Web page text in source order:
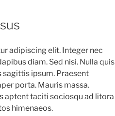
adipiscing elit. Integer nec
diam. Sed nisi. Nulla quis
ipsum. Praesent
porta. Mauris massa.
aptent taciti sociosqu ad litora
himenaeos.